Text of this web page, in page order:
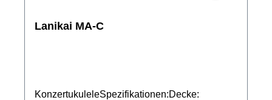
Lanikai MA-C
KonzertukuleleSpezifikationen:Decke: